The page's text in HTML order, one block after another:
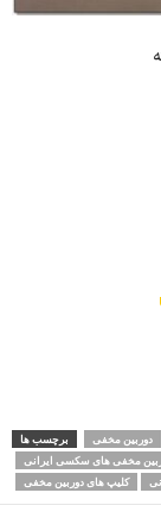
برچسب ها دوربین مخفی
مخفی های سکسی ایرانی
کلیپ های دوربین مخفی